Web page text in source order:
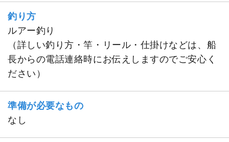
釣り方
ルアー釣り
（詳しい釣り方・竿・リール・仕掛けなどは、船
長からの電話連絡時にお伝えしますのでご安心く
ださい）
準備が必要なもの
なし